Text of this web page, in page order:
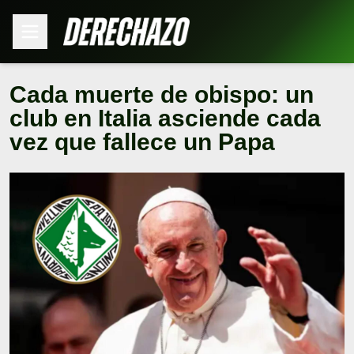
Cada muerte de obispo: un
club en Italia asciende cada
vez que fallece un Papa